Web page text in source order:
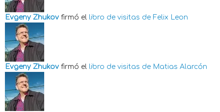
Evgeny Zhukov firmó el libro de visitas de Felix Leon
Evgeny Zhukov firmó el libro de visitas de Matias Alarcón